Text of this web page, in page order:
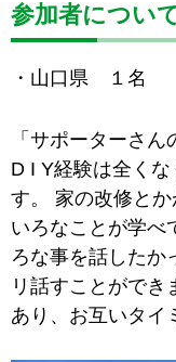
参加者につい
・山口県 １名
「サポーターさん
D I Y経験は全く
す。 家の改修と
いろなことが学べ
ろな事を話したか
リ話すことがで
あり、お互いタイ